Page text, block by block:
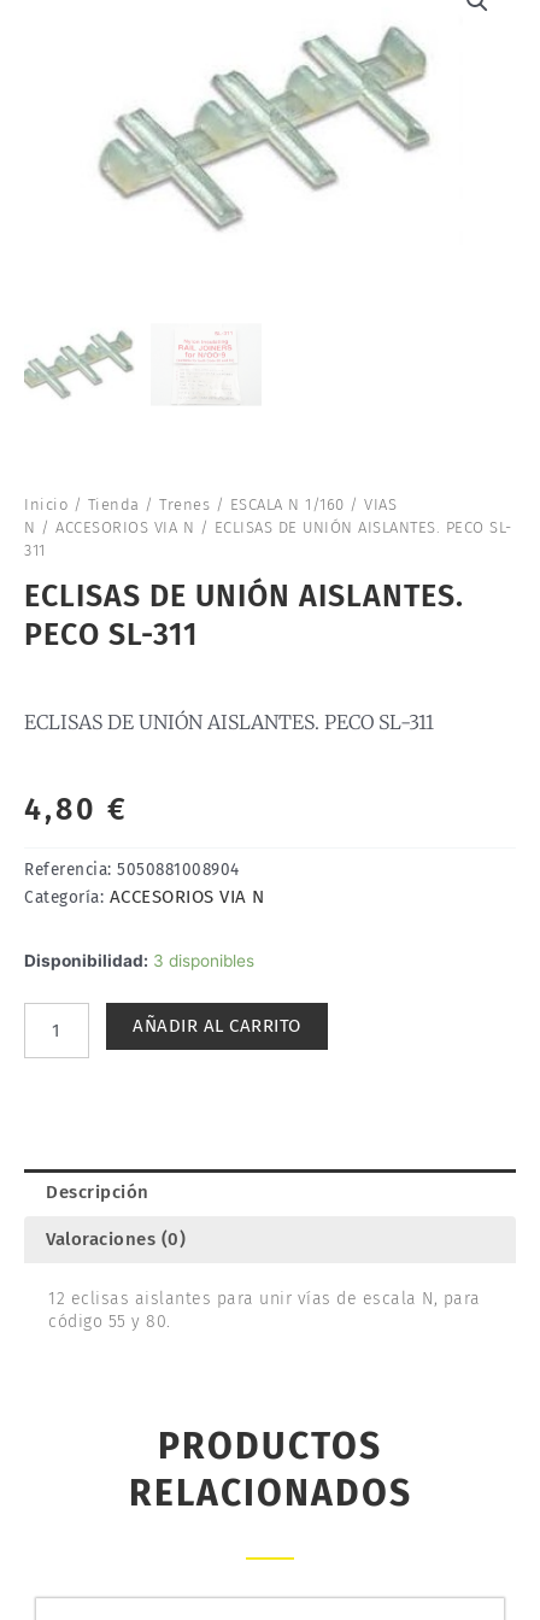
Inicio / Tienda / Trenes / ESCALA N 1/160 / VIAS
N / ACCESORIOS VIA N / ECLISAS DE UNIÓN AISLANTES. PECO SL-
311
ECLISAS DE UNIÓN AISLANTES.
PECO SL-311
ECLISAS DE UNIÓN AISLANTES. PECO SL-311
4,80 €
Referencia: 5050881008904
Categoría: ACCESORIOS VIA N
Disponibilidad: 3 disponibles
ECLISAS
AISLANTES.
AÑADIR AL CARRITO
Descripción
Valoraciones (0)
12 eclisas aislantes para unir vías de escala N, para
código 55 y 80.
PRODUCTOS
RELACIONADOS